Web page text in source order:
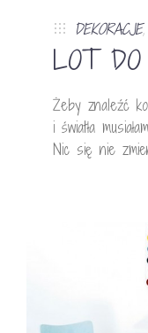
DEKORACJE,
LOT DO
Żeby znaleźć
i światła
Nic się nie